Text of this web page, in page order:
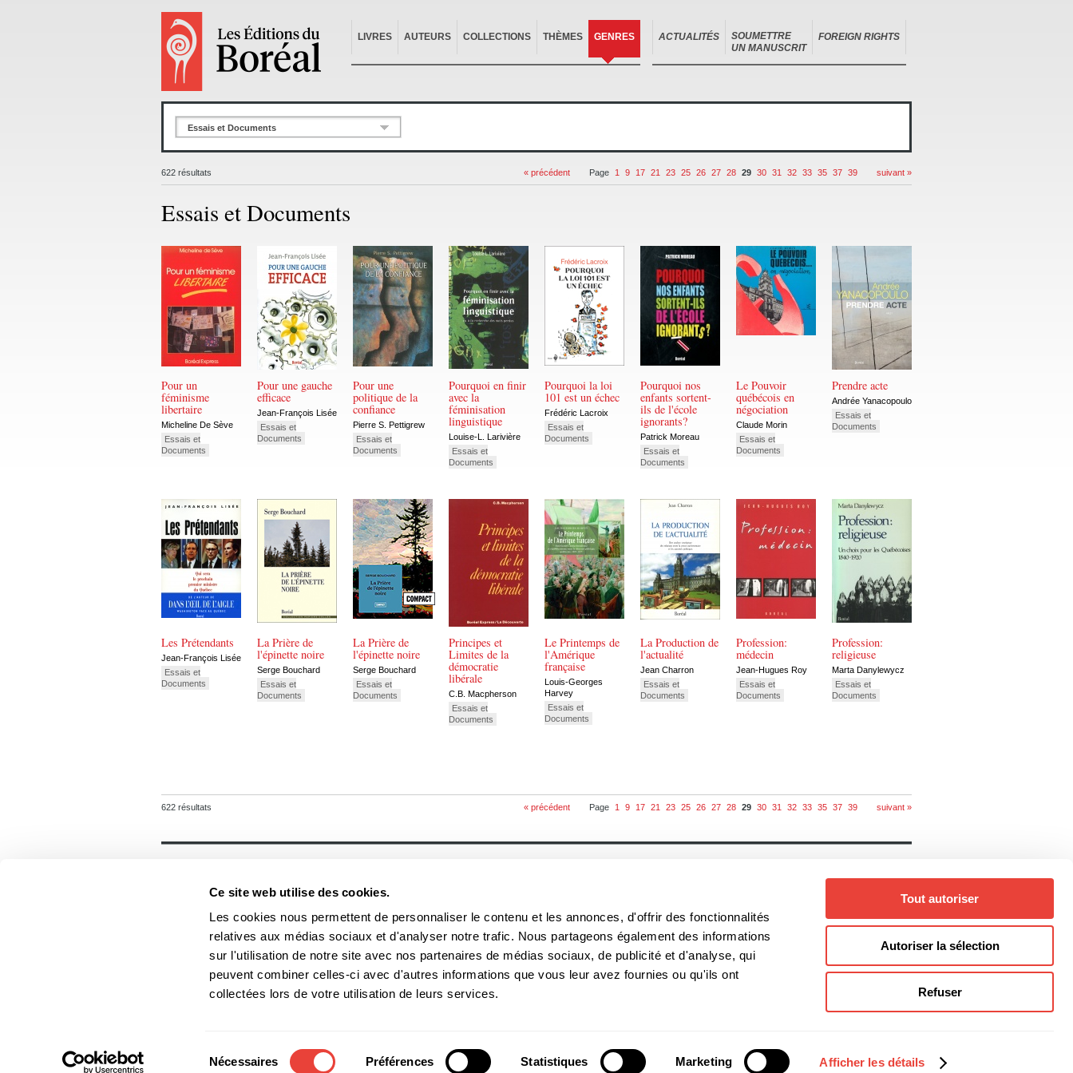
Ce site web utilise des cookies.
Les cookies nous permettent de personnaliser le contenu et les annonces, d'offrir des fonctionnalités
relatives aux médias sociaux et d'analyser notre trafic. Nous partageons également des informations
sur l'utilisation de notre site avec nos partenaires de médias sociaux, de publicité et d'analyse, qui
peuvent combiner celles-ci avec d'autres informations que vous leur avez fournies ou qu'ils ont
collectées lors de votre utilisation de leurs services.
Nécessaires Préférences Statistiques Marketing Afficher les détails
Tout autoriser
Autoriser la sélection
Refuser
LIVRES AUTEURS COLLECTIONS THÈMES GENRES ACTUALITÉS
SOUMETTRE
UN MANUSCRIT
FOREIGN RIGHTS
Essais et Documents
622 résultats « précédent Page 1 9 17 21 23 25 26 27 28 29 30 31 32 33 35 37 39 suivant »
Essais et Documents
Pour un
féminisme
libertaire
Micheline De Sève
Essais et
Documents
Pour une gauche
efficace
Jean-François Lisée
Essais et
Documents
Pour une
politique de la
confiance
Pierre S. Pettigrew
Essais et
Documents
Pourquoi en finir
avec la
féminisation
linguistique
Louise-L. Larivière
Essais et
Documents
Pourquoi la loi
101 est un échec
Frédéric Lacroix
Essais et
Documents
Pourquoi nos
enfants sortent-
ils de l'école
ignorants?
Patrick Moreau
Essais et
Documents
Le Pouvoir
québécois en
négociation
Claude Morin
Essais et
Documents
Prendre acte
Andrée Yanacopoulo
Essais et
Documents
Les Prétendants
Jean-François Lisée
Essais et
Documents
La Prière de
l'épinette noire
Serge Bouchard
Essais et
Documents
La Prière de
l'épinette noire
Serge Bouchard
Essais et
Documents
Principes et
Limites de la
démocratie
libérale
C.B. Macpherson
Essais et
Documents
Le Printemps de
l'Amérique
française
Louis-Georges
Harvey
Essais et
Documents
La Production de
l'actualité
Jean Charron
Essais et
Documents
Profession:
médecin
Jean-Hugues Roy
Essais et
Documents
Profession:
religieuse
Marta Danylewycz
Essais et
Documents
622 résultats « précédent Page 1 9 17 21 23 25 26 27 28 29 30 31 32 33 35 37 39 suivant »
Équipe
Nos lauréats
Nos partenaires
Documents
Thèmes
Genres
Les Éditions du Boréal
3970, rue Saint-Ambroise, Montréal (Québec), Canada H4C 2C7